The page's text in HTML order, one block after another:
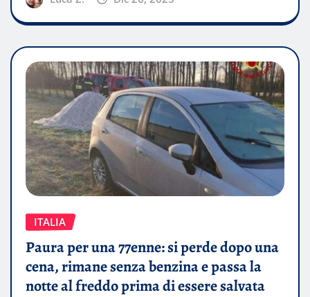
ITALIA
Paura per una 77enne: si perde dopo una
cena, rimane senza benzina e passa la
notte al freddo prima di essere salvata